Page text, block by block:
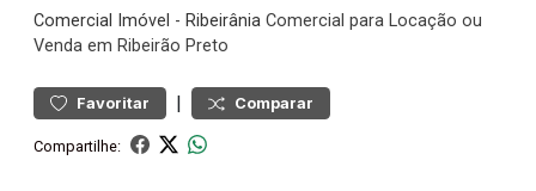
Comercial Imóvel - Ribeirânia Comercial para Locação ou
Venda em Ribeirão Preto
Favoritar | Comparar
Compartilhe: